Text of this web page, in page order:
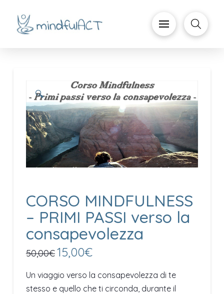
🔍
CORSO MINDFULNESS
– PRIMI PASSI verso la
consapevolezza
50,00€ Il
prezzo
era:
50,00€.
15,00€Il
prezzo
è:
15,00€.
Un viaggio verso la consapevolezza di te
stesso e quello che ti circonda, durante il